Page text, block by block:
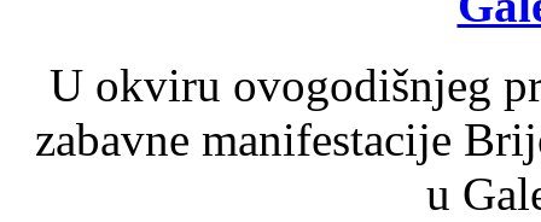
U okviru ovogodišnjeg
zabavne manifestacije
u